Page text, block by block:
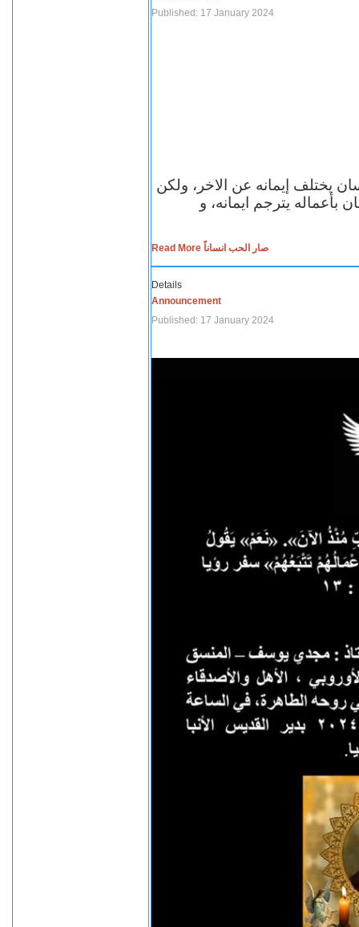
Published: 17 January 2024
يختلف إيمانه عن الاخر، ولكن
بأعماله يترجم ايمانه، و
Read More صار الحب انساناً
Details
Announcement
Published: 17 January 2024